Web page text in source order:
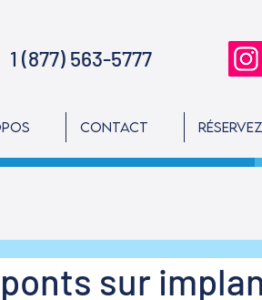
1 (877) 563-5777
Contact
sur